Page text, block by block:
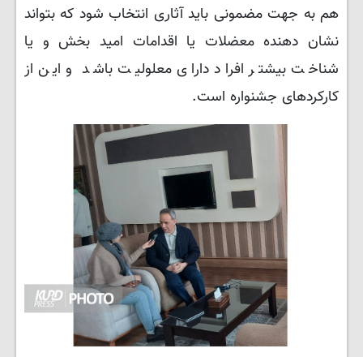
هم به جهت مضمونی باید آثاری انتخاب شود که بتواند
نشان دهنده معضلات یا اقدامات امید بخش و یا
شناخت بیشتر افراد دارای معلولیت باشد و این از
کارکردهای جشنواره است.